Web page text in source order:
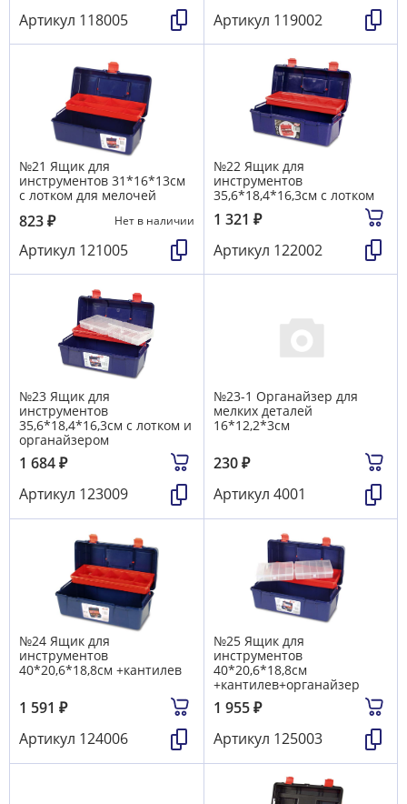
Артикул 118005
Артикул 119002
№21 Ящик для
инструментов 31*16*13см
с лотком для мелочей
823₽ Нет в наличии
Артикул 121005
№22 Ящик для
инструментов
35,6*18,4*16,3см с лотком
1 321 ₽
Артикул 122002
№23 Ящик для
инструментов
35,6*18,4*16,3см с лотком и
органайзером
1 684₽
Артикул 123009
№23-1 Органайзер для
мелких деталей
16*12,2*3см
230₽
Артикул 4001
№24 Ящик для
инструментов
40*20,6*18,8см +кантилев
1 591 ₽
Артикул 124006
№25 Ящик для
инструментов
40*20,6*18,8см
+кантилев+органайзер
1 955₽
Артикул 125003